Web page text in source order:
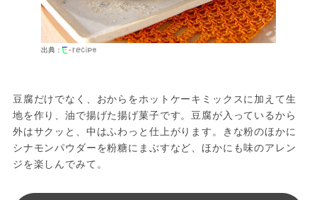
出典：
豆腐だけでなく、おからをホットケーキミックスに加えて生
地を作り、油で揚げた揚げ菓子です。豆腐が入っているから
外はサクッと、中はふわっと仕上がります。きな粉のほかに
シナモンパウダーを粉糖にまぶすなど、ほかにも味のアレン
ジを楽しんでみて。